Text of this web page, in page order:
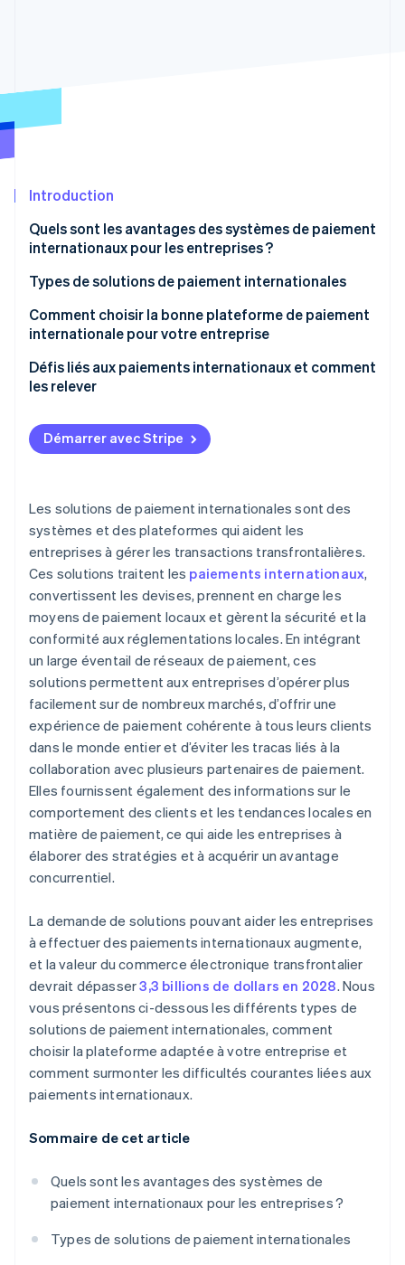
Climate
Vérification de l'identité
Stripe Sessions 2026
Découvrez comment Stripe construit l’infrastructure
Regarder la vidéo
Introduction
Quels sont les avantages des systèmes de paiement
internationaux pour les entreprises ?
Types de solutions de paiement internationales
Comment choisir la bonne plateforme de paiement
internationale pour votre entreprise
Défis liés aux paiements internationaux et comment
les relever
Conformité réglementaire
Gestion de plusieurs devises
Expérience client
Défis opérationnels
Frais transfrontaliers
Démarrer avec Stripe
Les solutions de paiement internationales sont des
systèmes et des plateformes qui aident les
entreprises à gérer les transactions transfrontalières.
Ces solutions traitent les paiements internationaux,
convertissent les devises, prennent en charge les
moyens de paiement locaux et gèrent la sécurité et la
conformité aux réglementations locales. En intégrant
un large éventail de réseaux de paiement, ces
solutions permettent aux entreprises d’opérer plus
facilement sur de nombreux marchés, d’offrir une
expérience de paiement cohérente à tous leurs clients
dans le monde entier et d’éviter les tracas liés à la
collaboration avec plusieurs partenaires de paiement.
Elles fournissent également des informations sur le
comportement des clients et les tendances locales en
matière de paiement, ce qui aide les entreprises à
élaborer des stratégies et à acquérir un avantage
concurrentiel.
La demande de solutions pouvant aider les entreprises
à effectuer des paiements internationaux augmente,
et la valeur du commerce électronique transfrontalier
devrait dépasser3,3 billions de dollars en 2028. Nous
vous présentons ci-dessous les différents types de
solutions de paiement internationales, comment
choisir la plateforme adaptée à votre entreprise et
comment surmonter les difficultés courantes liées aux
paiements internationaux.
Sommaire de cet article
Quels sont les avantages des systèmes de
paiement internationaux pour les entreprises ?
Types de solutions de paiement internationales